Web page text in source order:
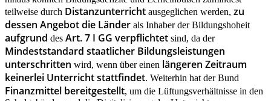
teilweise durch Distanzunterricht ausgeglichen werden, zu
dessen Angebot die Länder als Inhaber der Bildungshoheit
aufgrund des Art. 7 I GG verpflichtet sind, da der
Mindeststandard staatlicher Bildungsleistungen
unterschritten wird, wenn über einen längeren Zeitraum
keinerlei Unterricht stattfindet. Weiterhin hat der Bund
Finanzmittel bereitgestellt, um die Lüftungsverhältnisse in den